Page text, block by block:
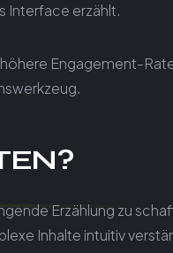
Interface erzählt.
Engagement-
Erzählung zu
Inhalte intuitiv